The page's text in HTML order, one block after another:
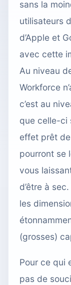
sans la
utilisateurs
d’Apple et
avec cette
Au niveau
Workforce
c’est au
que celle-ci
effet prêt
pourront se
vous
d’être à
les
(grosses)
Pour ce qui
pas de